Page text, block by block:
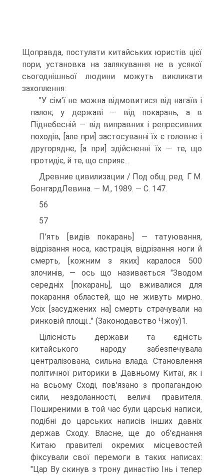
Щоправда, постулати китайських юристів цієї
пори, установка на залякування не в усякої
сьогоднішньої людини можуть викликати
захоплення:
"У сім'ї не можна відмовитися від нагаїв і
палок; у державі — від покарань, а в
Піднебесній — від виправних і репресивних
походів, [але при] застосуванні їх є головне і
другорядне, [а при] здійсненні їх — те, що
протидіє, й те, що сприяє...
Древние цивилизации / Под общ. ред. Г. М.
БонгардЛевина. — М., 1989. — С. 147.
56
57
П'ять [видів покарань] — татуювання,
відрізання носа, кастрація, відрізання ноги й
смерть, [кожним з яких] каралося 500
злочинів, — ось що називається "Зводом
середніх [покарань], що вживалися для
покарання областей, що не живуть мирно.
Усіх [засуджених на] смерть страчували на
ринковій площі..." (Законодавство Чжоу)1.
Цілісність держави та єдність
китайського народу забезпечувала
централізована, сильна влада. Становлення
політичної риторики в Давньому Китаї, як і
на всьому Сході, пов'язано з пропагандою
сили, нездоланності, величі правителя.
Поширеними в той час були царські написи,
подібні до царських написів інших давніх
держав Сходу. Власне, ще до об'єднання
Китаю правителі окремих місцевостей
фіксували свої перемоги в таких написах:
"Цар By скинув з трону династію Інь і тепер